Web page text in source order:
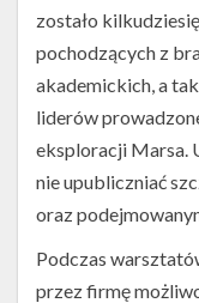
zostało
pochodzących z
akademickich, a
liderów
eksploracji Marsa.
nie upubliczniać
oraz
Podczas
przez firmę